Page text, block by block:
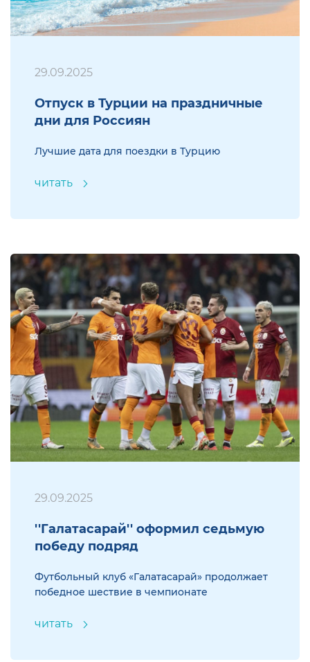
29.09.2025
Отпуск в Турции на праздничные
дни для Россиян
Лучшие дата для поездки в Турцию
читать
29.09.2025
''Галатасарай'' оформил седьмую
победу подряд
Футбольный клуб «Галатасарай» продолжает
победное шествие в чемпионате
читать